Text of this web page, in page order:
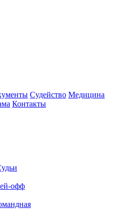
Судейство Медицина
Контакты
офф